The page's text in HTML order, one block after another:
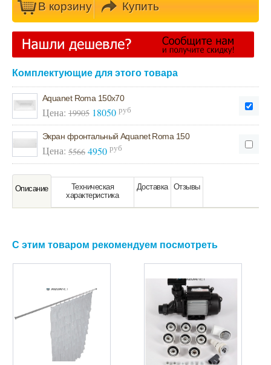
В кoрзину Купить
Комплектующие для этого товара
Aquanet Roma 150х70
Цена: 19905 18050 руб
Экран фронтальный Aquanet Roma 150
Цена: 5566 4950 руб
Oписание
Техническая
характeристика
Доставка Отзывы
С этим товаром рекомендуем посмотреть